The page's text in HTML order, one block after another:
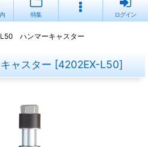
特集 ログイン
ハンマーキャスター
ャスター [4202EX-L50]